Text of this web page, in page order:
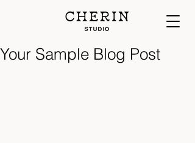
Your Sample Blog Post